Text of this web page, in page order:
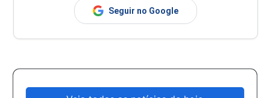
Seguir no Google